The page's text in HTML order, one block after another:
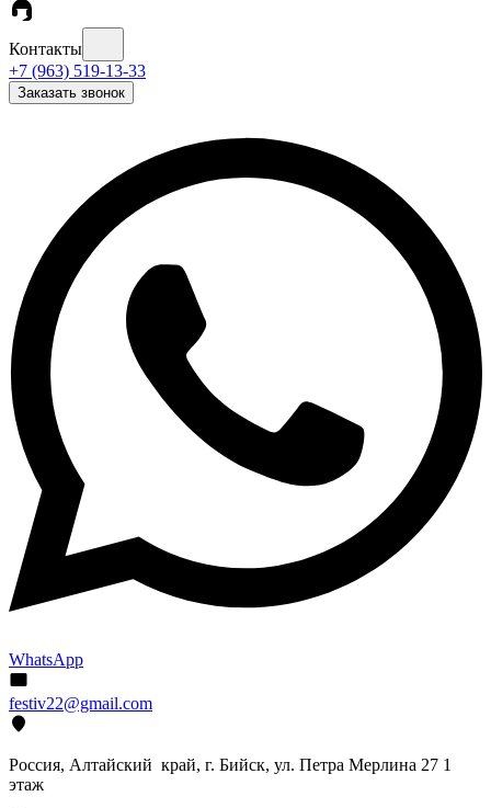
Контакты
+7 (963) 519-13-33
Заказать звонок
WhatsApp
festiv22@gmail.com
Россия, Алтайский край, г. Бийск, ул. Петра Мерлина 27 1
этаж